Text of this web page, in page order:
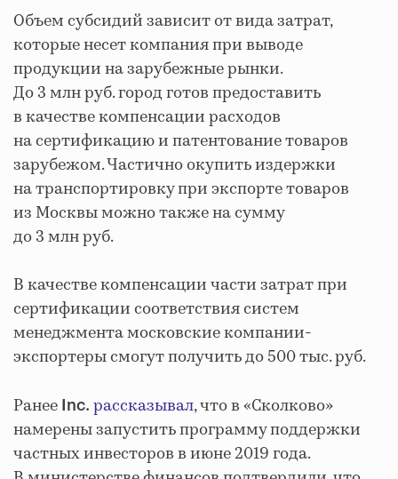
Объем субсидий зависит от вида затрат,
которые несет компания при выводе
продукции на зарубежные рынки.
До 3 млн руб. город готов предоставить
в качестве компенсации расходов
на сертификацию и патентование товаров
зарубежом. Частично окупить издержки
на транспортировку при экспорте товаров
из Москвы можно также на сумму
до 3 млн руб.
В качестве компенсации части затрат при
сертификации соответствия систем
менеджмента московские компании-
экспортеры смогут получить до 500 тыс. руб.
Ранее Inc. рассказывал, что в «Сколково»
намерены запустить программу поддержки
частных инвесторов в июне 2019 года.